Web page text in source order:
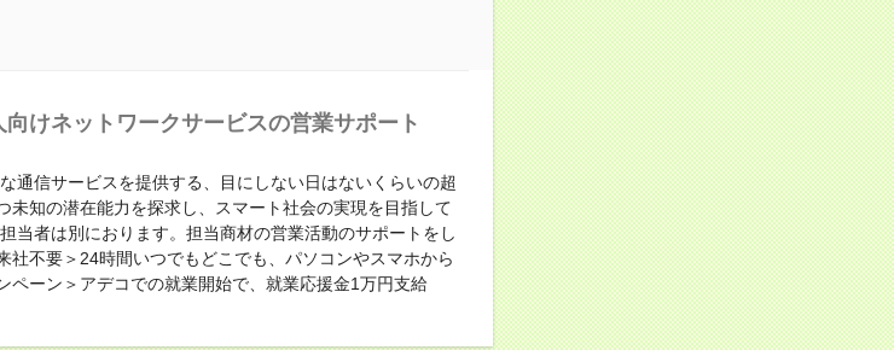
向けネットワークサービスの営業サポート
通信サービスを提供する、目にしない日はないくらいの超
未知の潜在能力を探求し、スマート社会の実現を目指して
当者は別におります。担当商材の営業活動のサポートをし
社不要＞24時間いつでもどこでも、パソコンやスマホから
ペーン＞アデコでの就業開始で、就業応援金1万円支給